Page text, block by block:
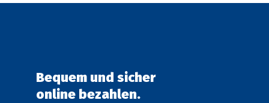
gewählt
gewählt
Bequem und sicher
online bezahlen.